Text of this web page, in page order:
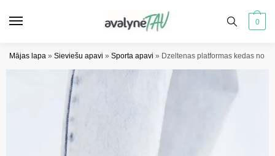
0
Mājas lapa » Sieviešu apavi » Sporta apavi » Dzeltenas platformas kedas no